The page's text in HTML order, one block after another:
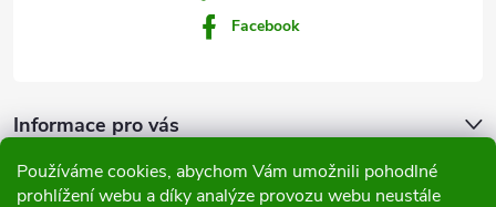
Používáme cookies, abychom Vám umožnili pohodlné
prohlížení webu a díky analýze provozu webu neustále
Facebook
Informace pro vás
Přijímáme online platby